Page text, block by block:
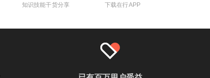
知识技能干货分享
下载在行APP